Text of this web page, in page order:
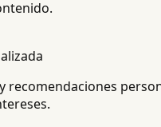
recomendaciones